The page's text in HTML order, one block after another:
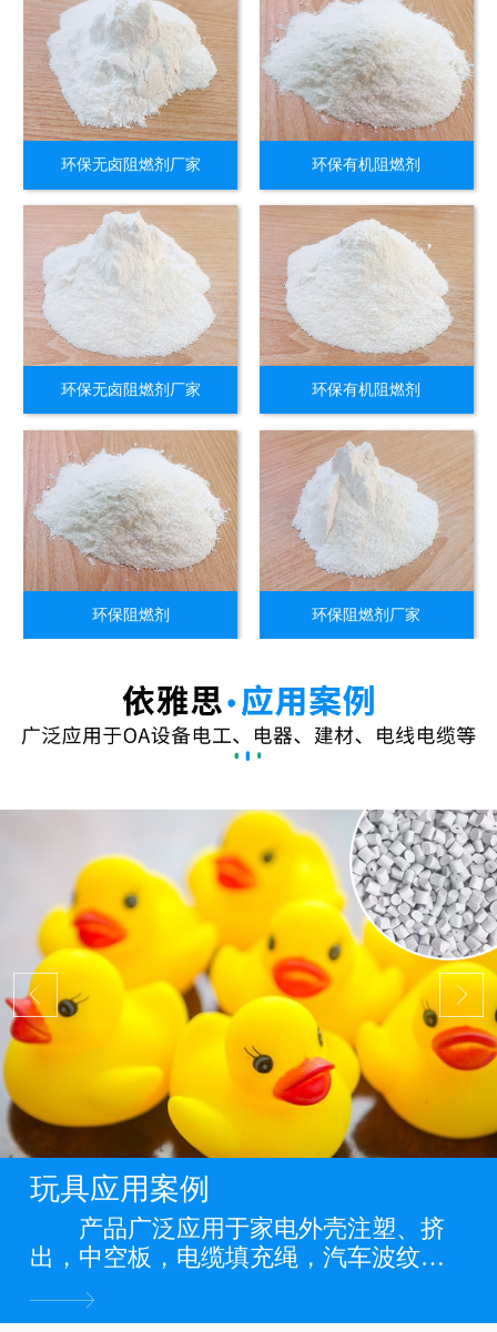
环保无卤阻燃剂厂家 环保有机阻燃剂
环保无卤阻燃剂厂家 环保有机阻燃剂
环保阻燃剂 环保阻燃剂厂家
玩具应用案例
产品广泛应用于家电外壳注塑、挤
出，中空板，电缆填充绳，汽车波纹
管，缠绕管，电力管道，PP管，PP板
材，PP片材，PP膜等各类PP料阻燃制品